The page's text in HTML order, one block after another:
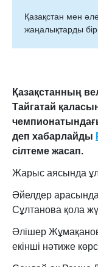
Қазақстан мен
жаңалықтарды
Қазақстанның
Тайгатай
деп хабарлайды
сілтеме жасап.
Жарыс аясында
Әйелдер
Сұлтанова қола
Әлішер
екінші нәтиже